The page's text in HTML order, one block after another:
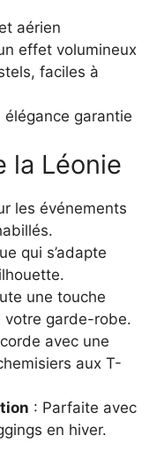
aérien
effet volumineux
faciles à
garantie
la Léonie
les événements
qui s’adapte
une touche
votre garde-robe.
avec une
aux T-
: Parfaite avec
en hiver.